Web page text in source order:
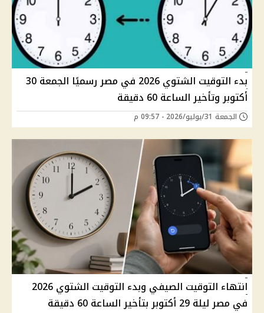
بدء التوقيت الشتوي 2026 في مصر رسميًا الجمعة 30
أكتوبر وتأخير الساعة 60 دقيقة
الجمعة 31/يوليو/2026 - 09:57 م
انتهاء التوقيت الصيفي وبدء التوقيت الشتوي 2026
في مصر ليلة 29 أكتوبر بتأخير الساعة 60 دقيقة